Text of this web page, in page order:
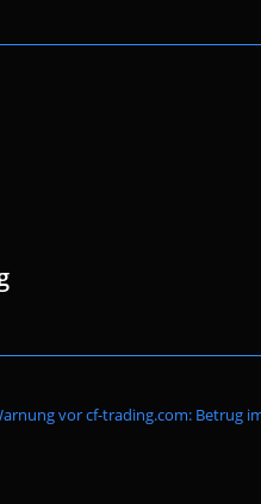
Suche
vor cf-trading.com: Betrug